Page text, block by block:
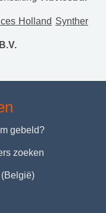
Holland Synther
gebeld?
zoeken
(België)